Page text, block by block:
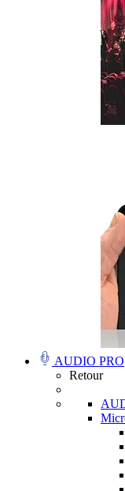
AUDIO PRO
Retour